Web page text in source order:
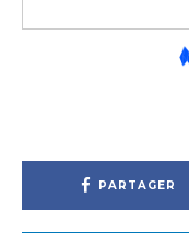
PARTAGER